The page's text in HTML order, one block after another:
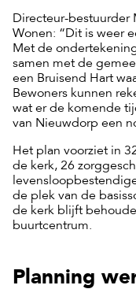
Directeur-bestuurder
Wonen: “Dit is weer
Met de
samen met de
een Bruisend Hart
Bewoners kunnen
wat er de komende
van Nieuwdorp een
Het plan voorziet in
de kerk, 26
de plek van de
de kerk blijft
buurtcentrum.
Planning